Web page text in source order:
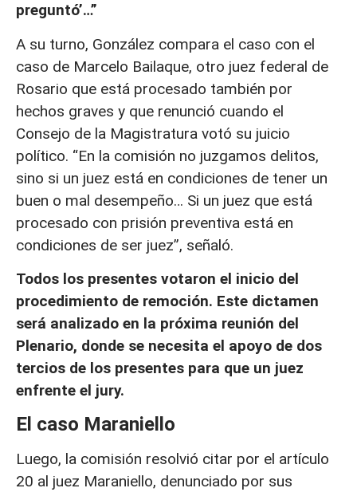
preguntó’…”
A su turno, González compara el caso con el
caso de Marcelo Bailaque, otro juez federal de
Rosario que está procesado también por
hechos graves y que renunció cuando el
Consejo de la Magistratura votó su juicio
político. “En la comisión no juzgamos delitos,
sino si un juez está en condiciones de tener un
buen o mal desempeño… Si un juez que está
procesado con prisión preventiva está en
condiciones de ser juez”, señaló.
Todos los presentes votaron el inicio del
procedimiento de remoción. Este dictamen
será analizado en la próxima reunión del
Plenario, donde se necesita el apoyo de dos
tercios de los presentes para que un juez
enfrente el jury.
El caso Maraniello
Luego, la comisión resolvió citar por el artículo
20 al juez Maraniello, denunciado por sus